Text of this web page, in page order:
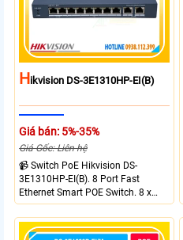
HIkvision DS-3E1310HP-EI(B)
Giá bán: 5%-35%
Giá Gốc: Liên hệ
📹 Switch PoE Hikvision DS-
3E1310HP-EI(B). 8 Port Fast
Ethernet Smart POE Switch. 8 x
10/100M PoE Ports, 2 x Gigabit
Uplink Ports.